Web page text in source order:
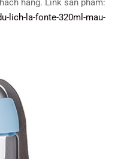
hàng. Link sản phẩm:
lich-la-fonte-320ml-mau-